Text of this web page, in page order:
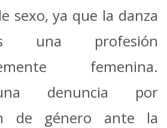
sexo, ya que la danza
una profesión
femenina.
denuncia por
de género ante la